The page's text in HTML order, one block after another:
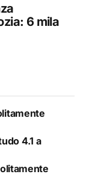
6 mila
4.1 a